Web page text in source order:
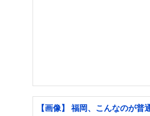
【画像】 福岡、こんなのが